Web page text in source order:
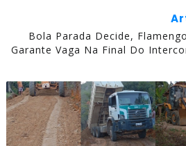
Bola Parada Decide,
Garante Vaga Na Final Do